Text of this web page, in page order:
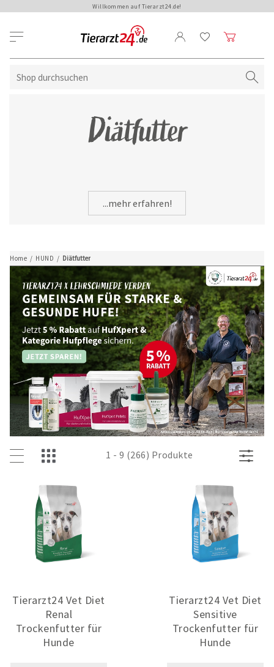
Willkommen auf Tierarzt24.de!
Home / HUND / Diätfutter
Diätfutter
...mehr erfahren!
1 - 9 (266) Produkte
Tierarzt24 Vet Diet
Renal
Trockenfutter für
Hunde
Tierarzt24 Vet Diet
Sensitive
Trockenfutter für
Hunde